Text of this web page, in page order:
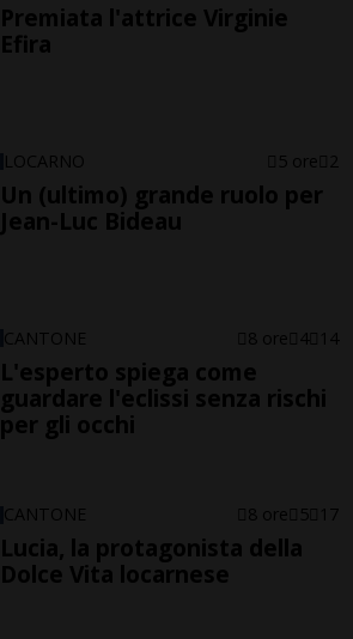
Premiata l'attrice Virginie
Efira
LOCARNO 5 ore 2
Un (ultimo) grande ruolo per
Jean-Luc Bideau
CANTONE 8 ore 4 14
L'esperto spiega come
guardare l'eclissi senza rischi
per gli occhi
CANTONE 8 ore 5 17
Lucia, la protagonista della
Dolce Vita locarnese